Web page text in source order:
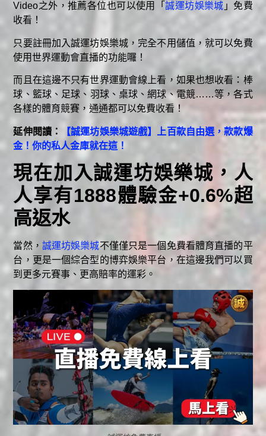
Video之外，推薦各位也可以使用「誠運坊娛樂城 」免費
收看！
只要註冊加入誠運坊娛樂城，完全不用儲值，就可以免費
使用世界運動會直播的功能囉！
而且在這邊不只有世界運動會線上看，如果也想收看：棒
球、籃球、足球、羽球、桌球、網球、電競……等，各式
各樣的體育競賽，通通都可以免費收看！
延伸閱讀：
【誠運坊娛樂城遊戲】上百款自由選，款款爆
金！你的私人金庫就在這！
現在加入誠運坊娛樂城，人
人享有1888體驗金+0.6%超
高返水
當然， 誠運坊娛樂城不僅僅只是一個免費看體育直播的平
台，更是一個綜合型的博弈娛樂平台，在這邊我們可以買
到更多元賽事、更高賠率的運彩。